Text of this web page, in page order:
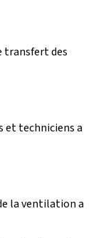
transfert des
et techniciens a
la ventilation a